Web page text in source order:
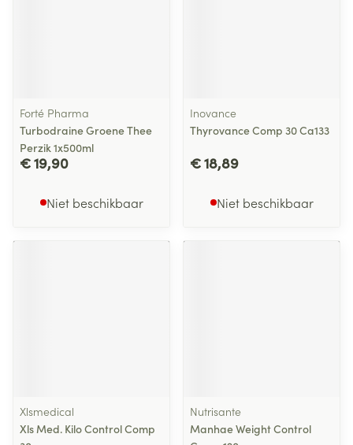
Forté Pharma
Turbodraine Groene Thee
Perzik 1x500ml
€ 19,90
Niet beschikbaar
Inovance
Thyrovance Comp 30 Ca133
€ 18,89
Niet beschikbaar
Xlsmedical
Xls Med. Kilo Control Comp
Nutrisante
Manhae Weight Control